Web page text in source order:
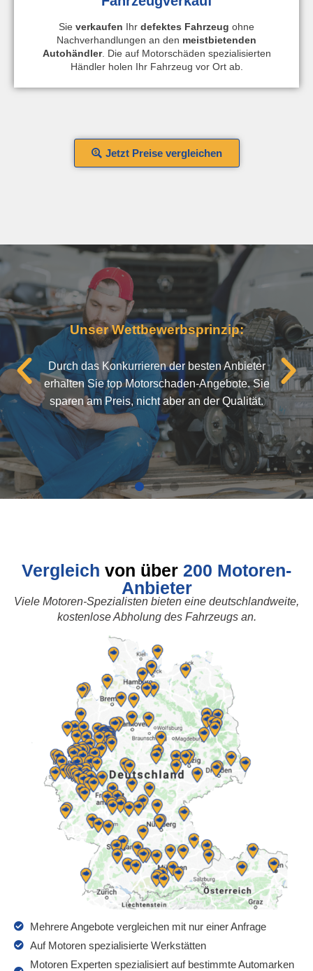
Sie verkaufen Ihr defektes Fahrzeug ohne
Nachverhandlungen an den meistbietenden
Autohändler. Die auf Motorschäden spezialisierten
Händler holen Ihr Fahrzeug vor Ort ab.
Jetzt Preise vergleichen
Unser Wettbewerbsprinzip:
Durch das Konkurrieren der besten Anbieter
erhalten Sie top Motorschaden-Angebote. Sie
sparen am Preis, nicht aber an der Qualität.
Vergleich von über 200 Motoren-
Anbieter
Viele Motoren-Spezialisten bieten eine deutschlandweite,
kostenlose Abholung des Fahrzeugs an.
Mehrere Angebote vergleichen mit nur einer Anfrage
Auf Motoren spezialisierte Werkstätten
Motoren Experten spezialisiert auf bestimmte Automarken